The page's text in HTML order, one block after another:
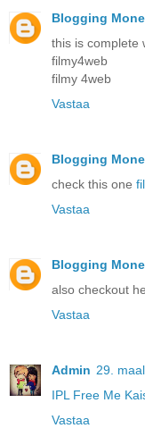
Blogging
this is complete
filmy4web
filmy 4web
Vastaa
Blogging
check this one
Vastaa
Blogging
also checkout
Vastaa
Admin 29.
IPL Free Me
Vastaa